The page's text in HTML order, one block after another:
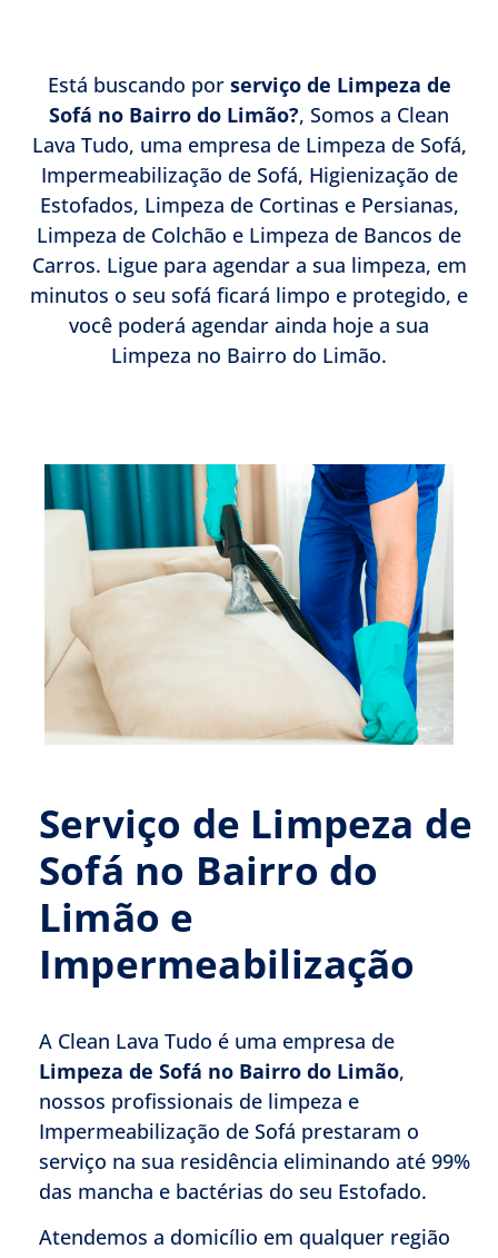
Está buscando por serviço de Limpeza de
Sofá no Bairro do Limão?, Somos a Clean
Lava Tudo, uma empresa de Limpeza de Sofá,
Impermeabilização de Sofá, Higienização de
Estofados, Limpeza de Cortinas e Persianas,
Limpeza de Colchão e Limpeza de Bancos de
Carros. Ligue para agendar a sua limpeza, em
minutos o seu sofá ficará limpo e protegido, e
você poderá agendar ainda hoje a sua
Limpeza no Bairro do Limão.
Serviço de Limpeza de
Sofá no Bairro do
Limão e
Impermeabilização
A Clean Lava Tudo é uma empresa de
Limpeza de Sofá no Bairro do Limão,
nossos profissionais de limpeza e
Impermeabilização de Sofá prestaram o
serviço na sua residência eliminando até 99%
das mancha e bactérias do seu Estofado.
Atendemos a domicílio em qualquer região